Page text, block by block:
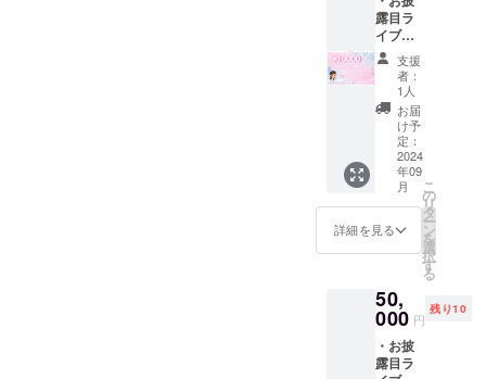
※チェキ
券有効
期限：
アイド
ル活動
を続け
ている
限り
ずっと
撮影1回
おまけ
(サイン
つき) ・
お披露
目ライ
ブ当
日、私
服のラ
ンダム
メン
バー
チェキ1
券はお
披露目
ライブ
以降の
どのラ
露目ラ
イブ、
特典会
に招待
・お披
露目以
降の3
回、ラ
イブに
ご招
待！
(3ヶ月
以内に
は必ず
開催し
オリジ
ナルペ
ンライ
ト、タ
オル付
支援
者：
1人
お届
け予
定：
2024
年09
月
詳細を見る
こ
の
リ
タ
ー
ン
を
選
択
す
る
50,
000 円
残り10
・お披
露目ラ